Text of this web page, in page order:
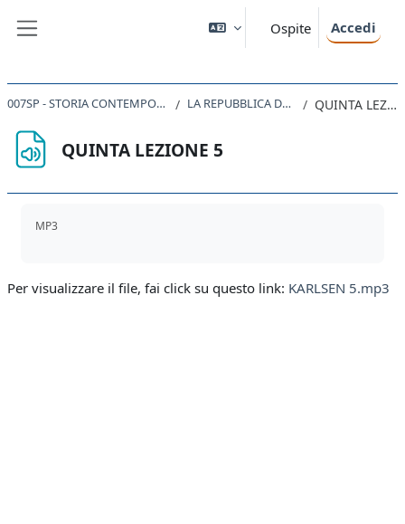
Ospite Accedi
007SP - STORIA CONTEMPORANEA 2019 LA REPUBBLICA DEI PARTITI QUINTA LEZIONE 5
QUINTA LEZIONE 5
MP3
Per visualizzare il file, fai click su questo link: KARLSEN 5.mp3